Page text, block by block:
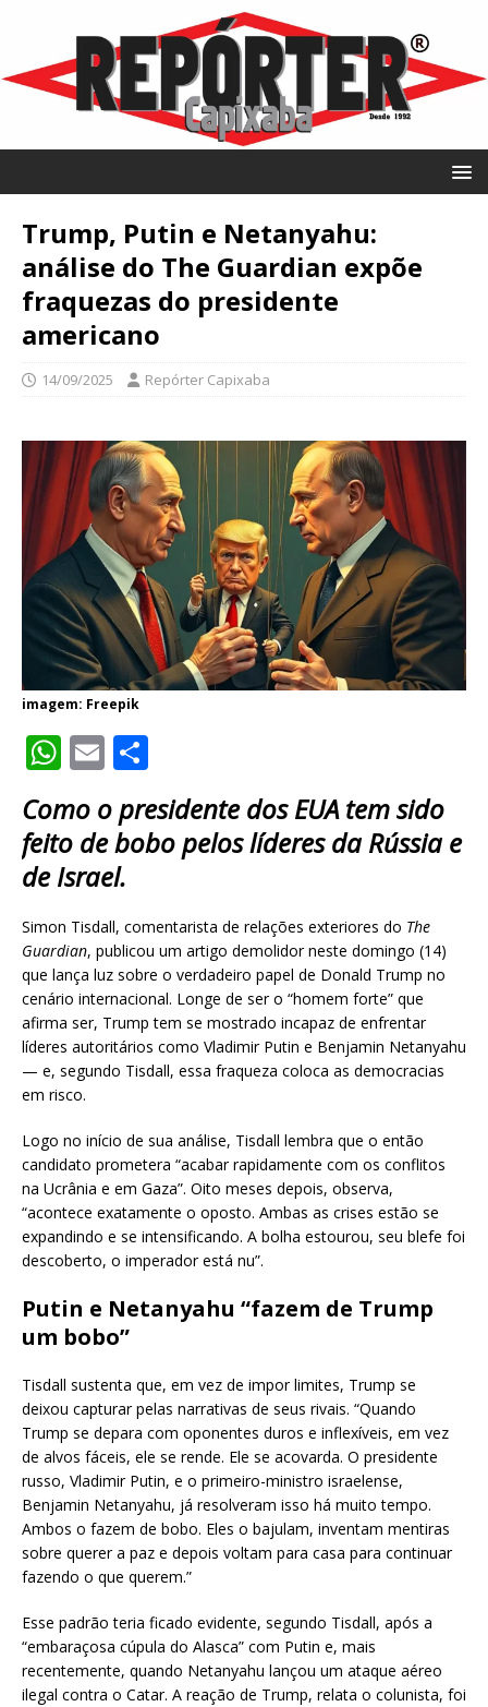
Trump, Putin e Netanyahu:
análise do The Guardian expõe
fraquezas do presidente
americano
14/09/2025 Repórter Capixaba
imagem: Freepik
W
at
s
A
p
p
E
ai
l
ar
e
Como o presidente dos EUA tem sido
feito de bobo pelos líderes da Rússia e
de Israel.
Simon Tisdall, comentarista de relações exteriores do The
Guardian, publicou um artigo demolidor neste domingo (14)
que lança luz sobre o verdadeiro papel de Donald Trump no
cenário internacional. Longe de ser o “homem forte” que
afirma ser, Trump tem se mostrado incapaz de enfrentar
líderes autoritários como Vladimir Putin e Benjamin Netanyahu
— e, segundo Tisdall, essa fraqueza coloca as democracias
em risco.
Logo no início de sua análise, Tisdall lembra que o então
candidato prometera “acabar rapidamente com os conflitos
na Ucrânia e em Gaza”. Oito meses depois, observa,
“acontece exatamente o oposto. Ambas as crises estão se
expandindo e se intensificando. A bolha estourou, seu blefe foi
descoberto, o imperador está nu”.
Putin e Netanyahu “fazem de Trump
um bobo”
Tisdall sustenta que, em vez de impor limites, Trump se
deixou capturar pelas narrativas de seus rivais. “Quando
Trump se depara com oponentes duros e inflexíveis, em vez
de alvos fáceis, ele se rende. Ele se acovarda. O presidente
russo, Vladimir Putin, e o primeiro-ministro israelense,
Benjamin Netanyahu, já resolveram isso há muito tempo.
Ambos o fazem de bobo. Eles o bajulam, inventam mentiras
sobre querer a paz e depois voltam para casa para continuar
fazendo o que querem.”
Esse padrão teria ficado evidente, segundo Tisdall, após a
“embaraçosa cúpula do Alasca” com Putin e, mais
recentemente, quando Netanyahu lançou um ataque aéreo
ilegal contra o Catar. A reação de Trump, relata o colunista, foi